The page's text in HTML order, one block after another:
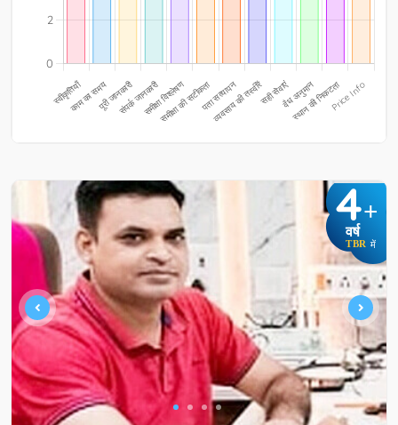
4+
वर्ष
TBR में